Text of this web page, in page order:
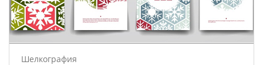
Шелкография